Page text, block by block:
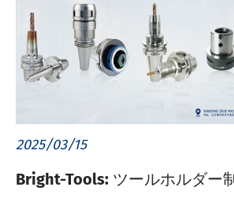
2025/03/15
Bright-Tools: ツールホルダー